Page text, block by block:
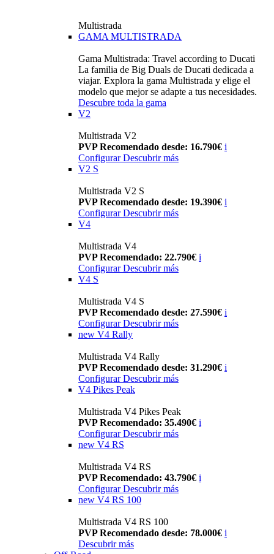
Multistrada
GAMA MULTISTRADA
Gama Multistrada: Travel according to Ducati
La familia de Big Duals de Ducati dedicada a
viajar. Explora la gama Multistrada y elige el
modelo que mejor se adapte a tus necesidades.
Descubre toda la gama
V2
Multistrada V2
PVP Recomendado desde: 16.790€ i
Configurar Descubrir más
V2 S
Multistrada V2 S
PVP Recomendado desde: 19.390€ i
Configurar Descubrir más
V4
Multistrada V4
PVP Recomendado: 22.790€ i
Configurar Descubrir más
V4 S
Multistrada V4 S
PVP Recomendado desde: 27.590€ i
Configurar Descubrir más
new V4 Rally
Multistrada V4 Rally
PVP Recomendado desde: 31.290€ i
Configurar Descubrir más
V4 Pikes Peak
Multistrada V4 Pikes Peak
PVP Recomendado: 35.490€ i
Configurar Descubrir más
new V4 RS
Multistrada V4 RS
PVP Recomendado: 43.790€ i
ConfigurarDescubrir más
new V4 RS 100
Multistrada V4 RS 100
PVP Recomendado desde: 78.000€ i
Descubrir más